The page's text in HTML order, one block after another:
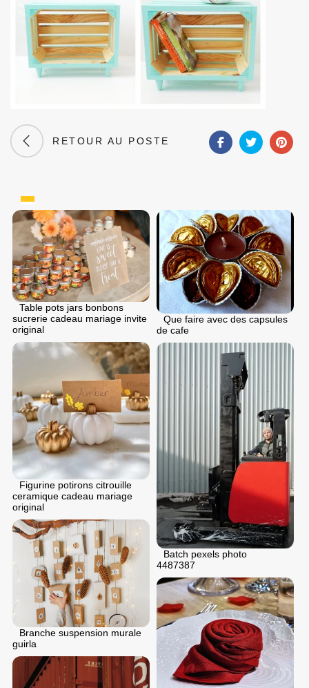
RETOUR AU POSTE
Table pots jars bonbons
sucrerie cadeau mariage invite
original
Que faire avec des capsules
de cafe
Figurine potirons citrouille
ceramique cadeau mariage
original
Batch pexels photo
4487387
Branche suspension murale
guirla